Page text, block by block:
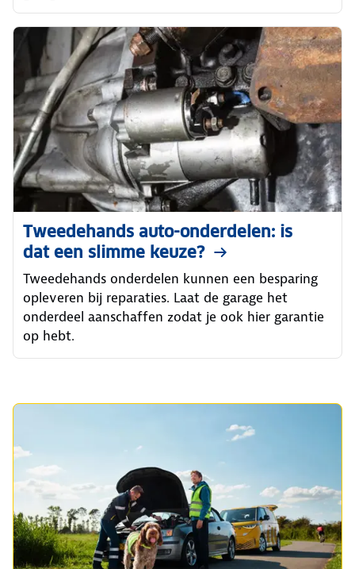
Tweedehands auto-onderdelen: is
dat een slimme keuze?
Tweedehands onderdelen kunnen een besparing
opleveren bij reparaties. Laat de garage het
onderdeel aanschaffen zodat je ook hier garantie
op hebt.